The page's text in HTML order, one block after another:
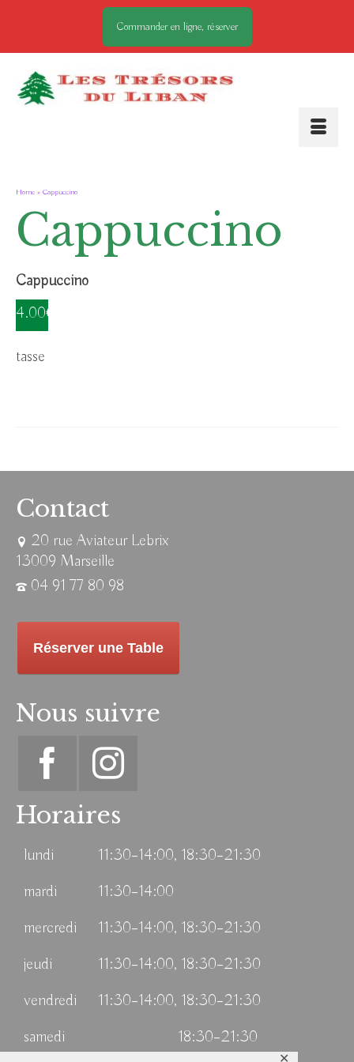
✕
Commander en ligne, réserver
Home » Cappuccino
Cappuccino
Cappuccino
4.00€
tasse
Contact
20 rue Aviateur Lebrix
13009 Marseille
04 91 77 80 98
Réserver une Table
Nous suivre
Horaires
lundi
11:30–14:00, 18:30–21:30
mardi
11:30–14:00
mercredi
11:30–14:00, 18:30–21:30
jeudi
11:30–14:00, 18:30–21:30
vendredi
11:30–14:00, 18:30–21:30
samedi
18:30–21:30